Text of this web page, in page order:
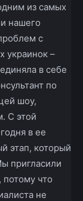
из самых
нашего
с
украинок –
в себе
по
шоу,
С этой
в ее
этап, который
пригласили
потому что
не